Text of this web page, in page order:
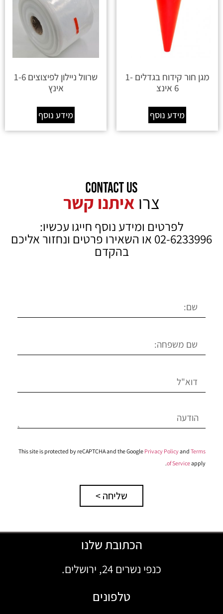
מגן חור קידוח בגדלים 1-
6 אינצ
מידע נוסף
שרוול ניילון לפיצוצים 1-6
אינץ
מידע נוסף
צרו איתנו קשר
לפרטים ומידע נוסף חייגו עכשיו:
02-6233996 או השאירו פרטים ונחזור אליכם
בהקדם
This site is protected by reCAPTCHA and the Google Privacy Policyand Terms
of Serviceapply.
שליחה >
הכתובת שלנו
כנפי נשרים 24, ירושלים.
טלפונים